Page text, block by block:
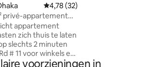
Gemiddelde beoordeling van
4,78 (32)
privé-appartement
appartement
zich thuis te laten
slechts 2 minuten
# 11 voor winkels en
Ook 5 minuten naar
gewoon
voorzieningen in